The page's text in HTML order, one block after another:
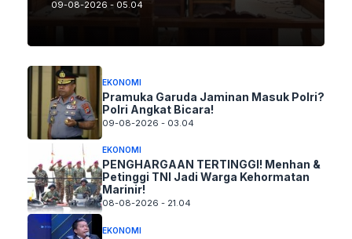
09-08-2026 - 05.04
EKONOMI
Pramuka Garuda Jaminan Masuk Polri?
Polri Angkat Bicara!
09-08-2026 - 03.04
EKONOMI
PENGHARGAAN TERTINGGI! Menhan &
Petinggi TNI Jadi Warga Kehormatan
Marinir!
08-08-2026 - 21.04
EKONOMI